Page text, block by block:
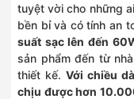
tuyệt vời cho những
bền bỉ và có tính an
suất sạc lên đến
sản phẩm đến từ
thiết kế.Với chiều
chịu được hơn